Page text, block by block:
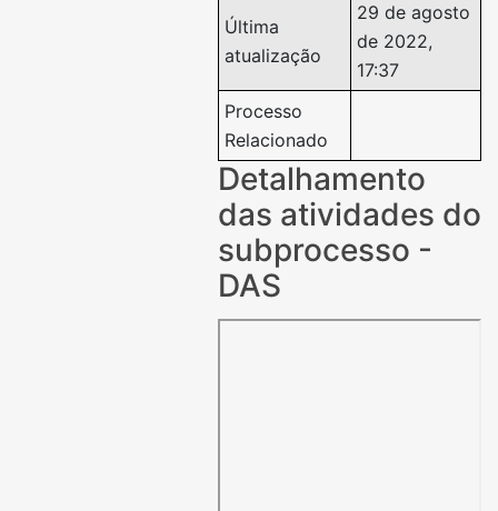
Última
atualização
29 de agosto
de 2022,
17:37
Processo
Relacionado
Detalhamento
das atividades do
subprocesso -
DAS